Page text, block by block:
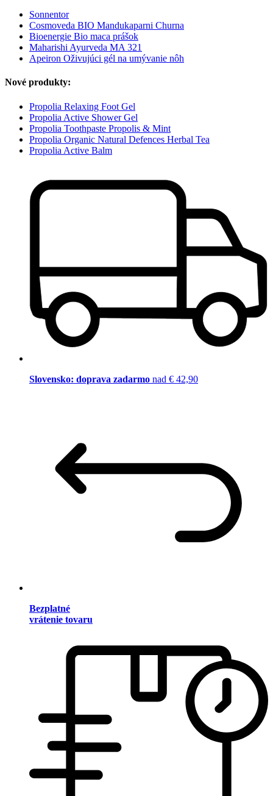
Sonnentor
Cosmoveda BIO Mandukaparni Churna
Bioenergie Bio maca prášok
Maharishi Ayurveda MA 321
Apeiron Oživujúci gél na umývanie nôh
Nové produkty:
Propolia Relaxing Foot Gel
Propolia Active Shower Gel
Propolia Toothpaste Propolis & Mint
Propolia Organic Natural Defences Herbal Tea
Propolia Active Balm
Slovensko: doprava zadarmo nad € 42,90
Bezplatné
vrátenie tovaru